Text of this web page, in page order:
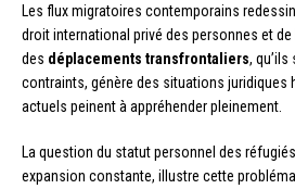
Les flux migratoires contemporains
droit international privé des personnes et
des déplacements transfrontaliers,
contraints, génère des situations juridiques
actuels peinent à appréhender pleinement.
La question du statut personnel des
expansion constante, illustre cette